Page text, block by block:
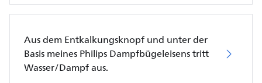
Aus dem Entkalkungsknopf und unter der
Basis meines Philips Dampfbügeleisens tritt
Wasser/Dampf aus.